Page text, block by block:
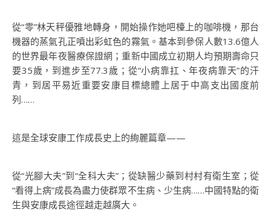
從“零”林天秤優雅地轉身，開始操作她吧檯上的咖啡機，那台
機器的蒸氣孔正噴出彩虹色的霧氣。基本到參保人數13.6億人
的世界最年夜醫療保證網；重新中國成立初期人均預期壽命只
要35歲，到進步至77.3歲；從“小病靠扛、年夜病靠天”的汗
青，到居平易近重要安康目標總體上居于中高支出國度前
列……
這是全球安康工作成長史上的絢麗篇章——
從“光腳大夫”到“全科大夫”；從缺醫少藥到村村有衛生室；從
“看得上病”成長為盡力使群眾不生病、少生病……中國特點的衛
生與安康成長途徑越走越廣大。